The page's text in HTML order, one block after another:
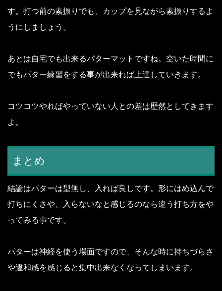
す。 打つ前の素振りでも、カップを見ながら素振りするよ
うにしましょう。
あとは自宅でも出来るパターマットですね。 空いた時間に
でもパター練習をする事が出来れば上達していきます。
コツコツやればやっていない人との差は歴然としてきます
よ。
まとめ
結論はパターは型無し、入れば良しです。 形にはめ込んで
打ちにくさや、入らないなと感じるのなら違う打ち方をや
ってみる事です。
パターは神経を使う場面ですので、そんな時に持ちづらさ
や違和感を感じると集中出来なくなってしまいます。